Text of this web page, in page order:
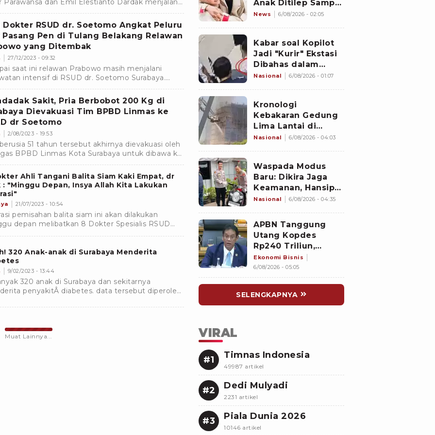
Parawansa dan Emil Elestianto Dardak menjalani
di Graha Amerta RSUD Dr Soetomo
Dokter RSUD dr. Soetomo Angkat Peluru
Pasang Pen di Tulang Belakang Relawan
yang Ditembak
27/12/2023 - 09:32
saat ini relawan Prabowo masih menjalani
intensif di RSUD dr. Soetomo Surabaya.
Prabowo tersebut tidak hanya menjalani
pengambilan atau pengangkatan peluru, tapi
pemasangan pen di tulang
Sakit, Pria Berbobot 200 Kg di
Dievakuasi Tim BPBD Linmas ke
dr Soetomo
2/08/2023 - 19:53
51 tahun tersebut akhirnya dievakuasi oleh
BPBD Linmas Kota Surabaya untuk dibawa ke
dr Soetomo, Surabaya.
Ahli Tangani Balita Siam Kaki Empat, dr
: "Minggu Depan, Insya Allah Kita Lakukan
21/07/2023 - 10:54
pemisahan balita siam ini akan dilakukan
depan melibatkan 8 Dokter Spesialis RSUD
320 Anak-anak di Surabaya Menderita
9/02/2023 - 13:44
320 anak di Surabaya dan sekitarnya
penyakitÂ diabetes. data tersebut diperoleh
Surabaya selama tahun 2022
Muat Lainnya...
Anak Ditilep Sampai
Rp3,1 Miliar, Pelaku
News 6/08/2026 - 02:05
Kabar soal Kopilot
Jadi "Kurir" Ekstasi
Dibahas dalam
Rapat Kabinet
Nasional 6/08/2026 - 01:07
Kronologi
Kebakaran Gedung
Lima Lantai di
Cikini, Sempat Coba
Nasional 6/08/2026 - 04:03
Waspada Modus
Baru: Dikira Jaga
Keamanan, Hansip
Gadungan di
Basah Curi Motor
Nasional 6/08/2026 - 04:35
APBN Tanggung
Utang Kopdes
Rp240 Triliun,
Purbaya akan Cicil
Angsuran ke
Himbara Bulan
Bunga Sedikit
Ekonomi Bisnis
6/08/2026 - 05:05
SELENGKAPNYA
VIRAL
#1 Timnas Indonesia
49987 artikel
#2 Dedi Mulyadi
2231 artikel
#3 Piala Dunia 2026
10146 artikel